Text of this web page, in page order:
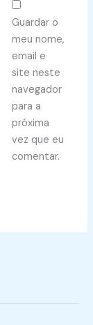
Guardar o
meu nome,
email e
site neste
navegador
para a
próxima
vez que eu
comentar.